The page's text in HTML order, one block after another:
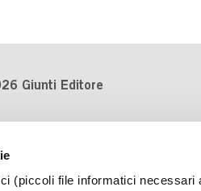
(piccoli file informatici necessari
Giunti Editore
d'iscrizione al Registro